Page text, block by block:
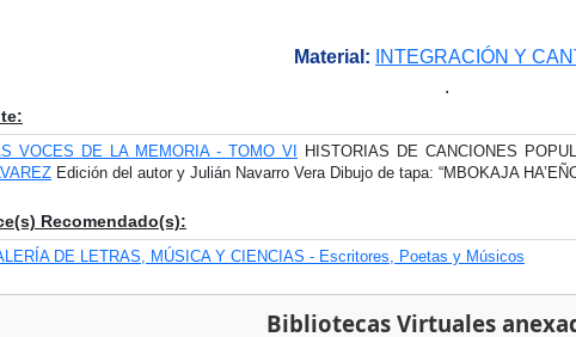
Material:
INTEGRACIÓN Y
.
VOCES DE LA MEMORIA - TOMO VI HISTORIAS DE CANCIONES
Edición del autor y Julián Navarro Vera Dibujo de tapa: “MBOKAJA
Recomendado(s):
DE LETRAS, MÚSICA Y CIENCIAS - Escritores, Poetas y Músicos
Bibliotecas Virtuales